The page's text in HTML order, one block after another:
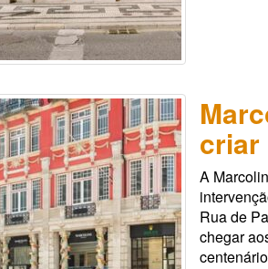
criar
A
Rua de
chegar